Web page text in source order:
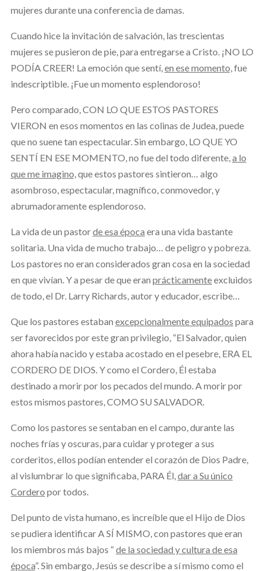
mujeres durante una conferencia de damas.
Cuando hice la invitación de salvación, las trescientas
mujeres se pusieron de pie, para entregarse a Cristo. ¡NO LO
PODÍA CREER! La emoción que sentí, en ese momento, fue
indescriptible. ¡Fue un momento esplendoroso!
Pero comparado, CON LO QUE ESTOS PASTORES
VIERON en esos momentos en las colinas de Judea, puede
que no suene tan espectacular. Sin embargo, LO QUE YO
SENTÍ EN ESE MOMENTO, no fue del todo diferente, a lo
que me imagino, que estos pastores sintieron… algo
asombroso, espectacular, magnífico, conmovedor, y
abrumadoramente esplendoroso.
La vida de un pastorde esa época era una vida bastante
solitaria. Una vida de mucho trabajo… de peligro y pobreza.
Los pastores no eran considerados gran cosa en la sociedad
en que vivían. Y a pesar de que eran prácticamenteexcluidos
de todo, el Dr. Larry Richards, autor y educador, escribe…
Que los pastores estaban excepcionalmente equipados para
ser favorecidos por este gran privilegio, “El Salvador, quien
ahora había nacido y estaba acostado en el pesebre, ERA EL
CORDERO DE DIOS. Y como el Cordero, Él estaba
destinado a morir por los pecados del mundo. A morir por
estos mismos pastores, COMO SU SALVADOR.
Como los pastores se sentaban en el campo, durante las
noches frías y oscuras, para cuidar y proteger a sus
corderitos, ellos podían entender el corazón de Dios Padre,
al vislumbrar lo que significaba, PARA Él, dar a Su único
Cordero por todos.
Del punto de vista humano, es increíble que el Hijo de Dios
se pudiera identificar A SÍ MISMO, con pastores que eran
los miembros más bajos “de la sociedad y cultura de esa
época”. Sin embargo, Jesús se describe a sí mismo como el